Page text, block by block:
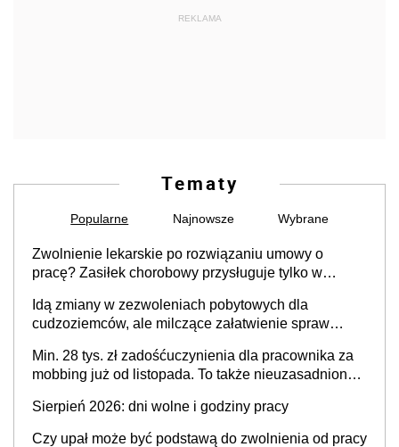
REKLAMA
Tematy
Popularne Najnowsze Wybrane
Zwolnienie lekarskie po rozwiązaniu umowy o
pracę? Zasiłek chorobowy przysługuje tylko w
stosunku pracy
Idą zmiany w zezwoleniach pobytowych dla
cudzoziemców, ale milczące załatwienie spraw
Min. 28 tys. zł zadośćuczynienia dla pracownika za
mobbing już od listopada. To także nieuzasadniona
Sierpień 2026: dni wolne i godziny pracy
Czy upał może być podstawą do zwolnienia od pracy